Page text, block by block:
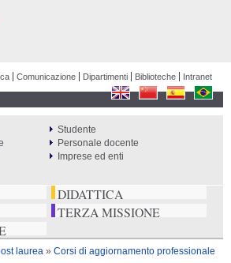
Comunicazione Dipartimenti Biblioteche Intranet
DIDATTICA
TERZA MISSIONE
Studente
Personale docente
Imprese ed enti
laurea » Corsi di aggiornamento professionale